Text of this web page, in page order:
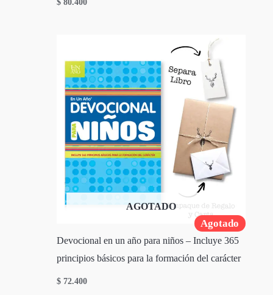
$ 80.400
Agotado
AGOTADO
Devocional en un año para niños – Incluye 365
principios básicos para la formación del carácter
$ 72.400